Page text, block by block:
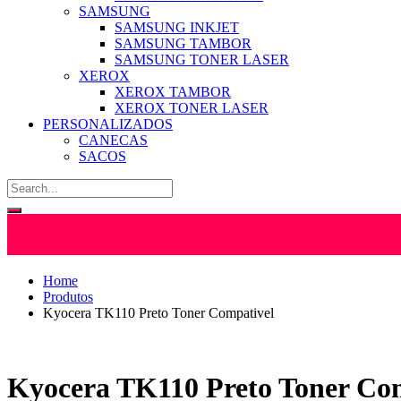
SAMSUNG
SAMSUNG INKJET
SAMSUNG TAMBOR
SAMSUNG TONER LASER
XEROX
XEROX TAMBOR
XEROX TONER LASER
PERSONALIZADOS
CANECAS
SACOS
Home
Produtos
Kyocera TK110 Preto Toner Compativel
Kyocera TK110 Preto Toner